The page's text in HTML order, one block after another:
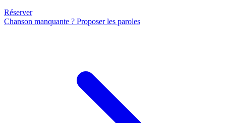
Réserver
Chanson manquante ? Proposer les paroles